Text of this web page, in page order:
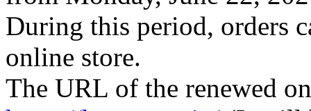
During this period, orders
online store.
The URL of the renewed